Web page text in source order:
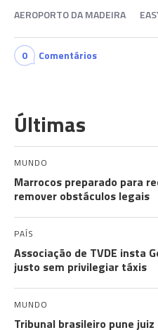
AEROPORTO DA MADEIRA
0 Comentários
Últimas
MUNDO
Marrocos preparado para
remover obstáculos legais
PAÍS
Associação de TVDE insta
justo sem privilegiar táxis
MUNDO
Tribunal brasileiro pune